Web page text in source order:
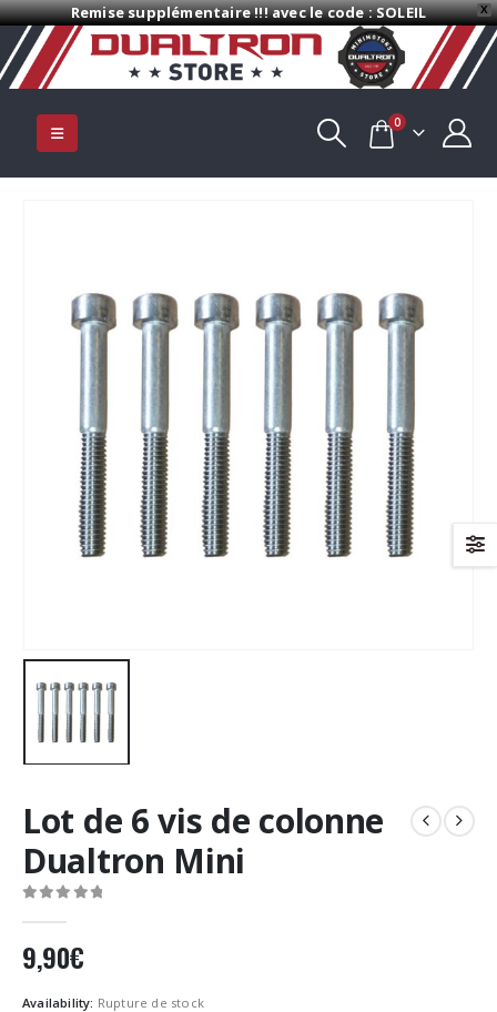
X
Remise supplémentaire !!! avec le code : SOLEIL
0
Lot de 6 vis de colonne
Dualtron Mini
9,90€
Availability: Rupture de stock